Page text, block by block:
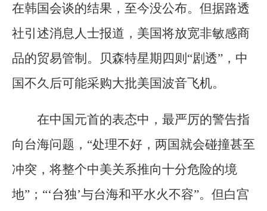
在韩国会谈的结果，至今没公布。但据路透
社引述消息人士报道，美国将放宽非敏感商
品的贸易管制。贝森特星期四则“剧透”，中
国不久后可能采购大批美国波音飞机。
在中国元首的表态中，最严厉的警告指
向台海问题，“处理不好，两国就会碰撞甚至
冲突，将整个中美关系推向十分危险的境
地”；“‘台独’与台海和平水火不容”。但白宫